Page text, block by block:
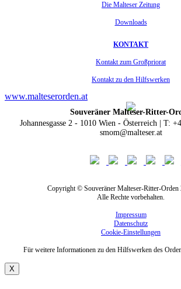
Die Malteser Zeitung
Downloads
KONTAKT
Kontakt zum Großpriorat
Kontakt zu den Hilfswerken
www.malteserorden.at
Souveräner Malteser-Ritter-
Johannesgasse 2 - 1010 Wien - Österreich | T:
smom@malteser.at
Copyright © Souveräner Malteser-Ritter-Orden
Alle Rechte vorbehalten.
Impressum
Datenschutz
Cookie-Einstellungen
Für weitere Informationen zu den Hilfswerken des
X